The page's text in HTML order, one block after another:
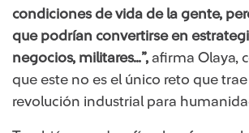
condiciones de vida de la gente,
que podrían convertirse en
negocios, militares…”, afirma Olaya,
que este no es el único reto que
revolución industrial para